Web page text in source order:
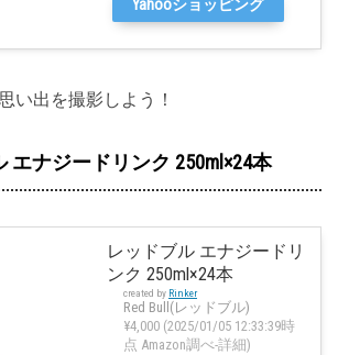
Yahooショッピング
い出を撮影しよう！
エナジードリンク 250ml×24本
レッドブル エナジードリ
ンク 250ml×24本
created by Rinker
Red Bull(レッドブル)
¥4,000 (2025/01/05 12:33:39時
点 Amazon調べ-詳細)